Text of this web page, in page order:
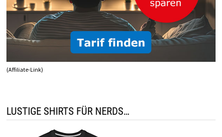
(Affiliate-Link)
LUSTIGE SHIRTS FÜR NERDS…